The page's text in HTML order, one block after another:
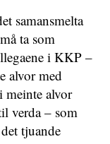
samansmelta
ta som
i KKP –
alvor med
meinte alvor
verda – som
tjuande